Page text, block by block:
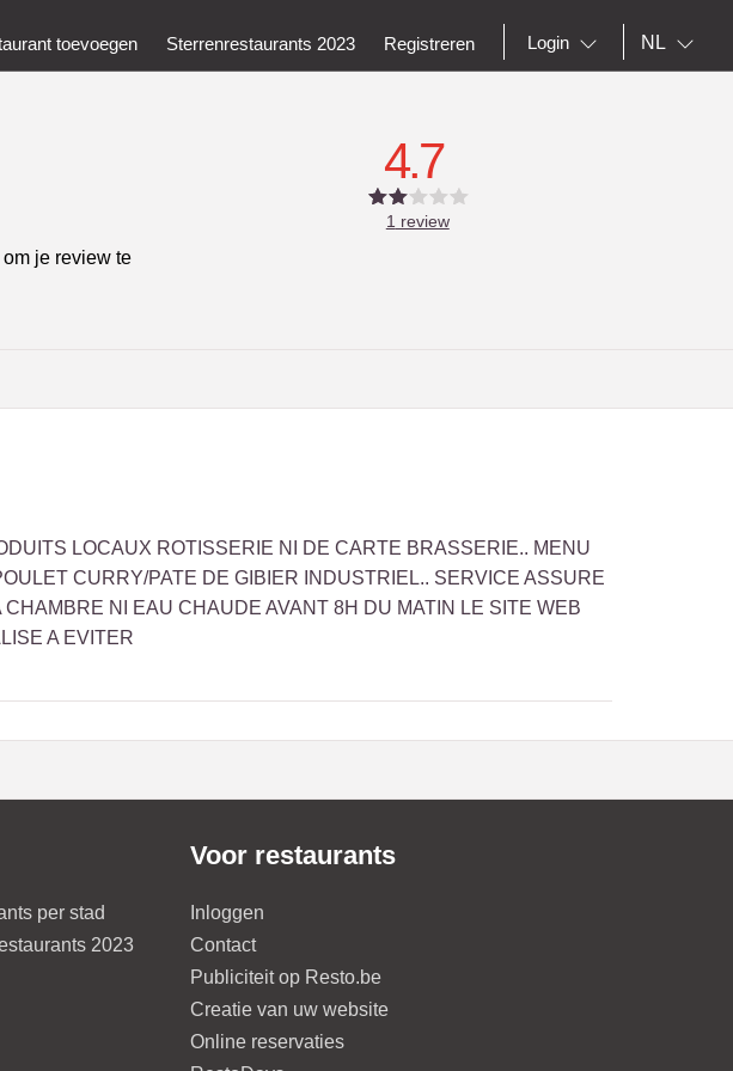
toevoegen Sterrenrestaurants 2023 Registreren Login NL
je review te
4.7
1 review
LOCAUX ROTISSERIE NI DE CARTE BRASSERIE.. MENU
CURRY/PATE DE GIBIER INDUSTRIEL.. SERVICE ASSURE
NI EAU CHAUDE AVANT 8H DU MATIN LE SITE WEB
A EVITER
per stad
2023
Voor restaurants
Inloggen
Contact
Publiciteit op Resto.be
Creatie van uw website
Online reservaties